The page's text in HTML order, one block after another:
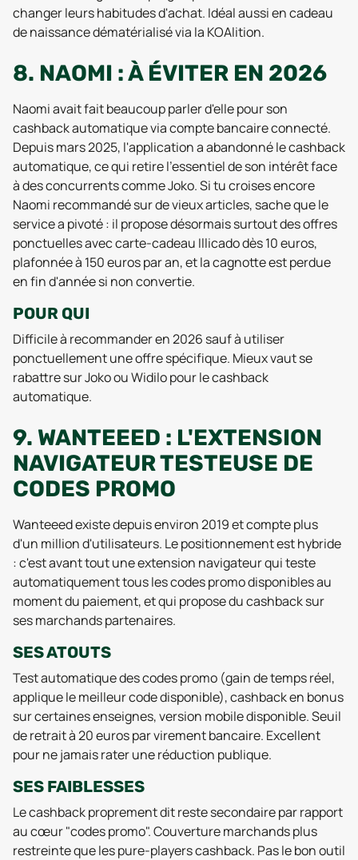
changer leurs habitudes d'achat. Idéal aussi en cadeau
de naissance dématérialisé via la KOAlition.
8. NAOMI : À ÉVITER EN 2026
Naomi avait fait beaucoup parler d'elle pour son
cashback automatique via compte bancaire connecté.
Depuis mars 2025, l'application a abandonné le cashback
automatique, ce qui retire l'essentiel de son intérêt face
à des concurrents comme Joko. Si tu croises encore
Naomi recommandé sur de vieux articles, sache que le
service a pivoté : il propose désormais surtout des offres
ponctuelles avec carte-cadeau Illicado dès 10 euros,
plafonnée à 150 euros par an, et la cagnotte est perdue
en fin d'année si non convertie.
POUR QUI
Difficile à recommander en 2026 sauf à utiliser
ponctuellement une offre spécifique. Mieux vaut se
rabattre sur Joko ou Widilo pour le cashback
automatique.
9. WANTEEED : L'EXTENSION
NAVIGATEUR TESTEUSE DE
CODES PROMO
Wanteeed existe depuis environ 2019 et compte plus
d'un million d'utilisateurs. Le positionnement est hybride
: c'est avant tout une extension navigateur qui teste
automatiquement tous les codes promo disponibles au
moment du paiement, et qui propose du cashback sur
ses marchands partenaires.
SES ATOUTS
Test automatique des codes promo (gain de temps réel,
applique le meilleur code disponible), cashback en bonus
sur certaines enseignes, version mobile disponible. Seuil
de retrait à 20 euros par virement bancaire. Excellent
pour ne jamais rater une réduction publique.
SES FAIBLESSES
Le cashback proprement dit reste secondaire par rapport
au cœur "codes promo". Couverture marchands plus
restreinte que les pure-players cashback. Pas le bon outil